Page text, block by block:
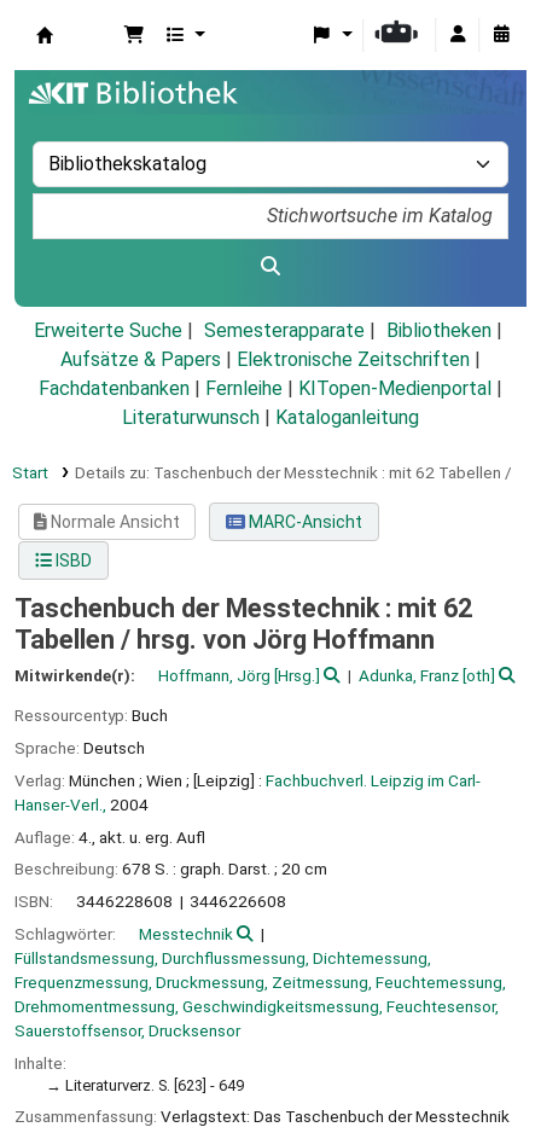
Erweiterte Suche Semesterapparate
Bibliotheken
Aufsätze & Papers
Elektronische Zeitschriften
Fachdatenbanken
Fernleihe KITopen-Medienportal
Literaturwunsch
Kataloganleitung
Start Details zu: Taschenbuch der Messtechnik : mit 62 Tabellen /
Normale Ansicht
MARC-Ansicht
ISBD
Taschenbuch der Messtechnik : mit 62
Tabellen / hrsg. von Jörg Hoffmann
Mitwirkende(r): Hoffmann, Jörg [Hrsg.] Adunka, Franz[oth]
Ressourcentyp: Buch
Sprache: Deutsch
Verlag: München ; Wien ; [Leipzig] : Fachbuchverl. Leipzig im Carl-
Hanser-Verl.,
2004
Auflage: 4., akt. u. erg. Aufl
Beschreibung: 678 S. : graph. Darst. ; 20 cm
ISBN:
3446228608
3446226608
Schlagwörter:
Messtechnik
Füllstandsmessung, Durchflussmessung, Dichtemessung,
Frequenzmessung, Druckmessung, Zeitmessung, Feuchtemessung,
Drehmomentmessung, Geschwindigkeitsmessung, Feuchtesensor,
Sauerstoffsensor, Drucksensor
Inhalte:
Literaturverz. S. [623] - 649
Zusammenfassung: Verlagstext: Das Taschenbuch der Messtechnik